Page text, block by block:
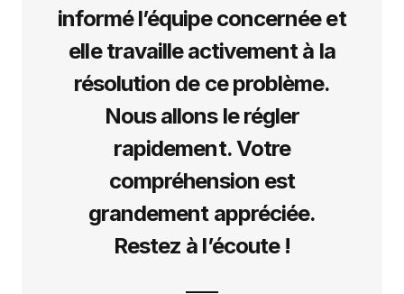
informé l’équipe concernée et
elle travaille activement à la
résolution de ce problème.
Nous allons le régler
rapidement. Votre
compréhension est
grandement appréciée.
Restez à l’écoute !